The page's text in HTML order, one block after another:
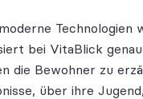
Technologien
bei VitaBlick genau
die Bewohner zu
über ihre